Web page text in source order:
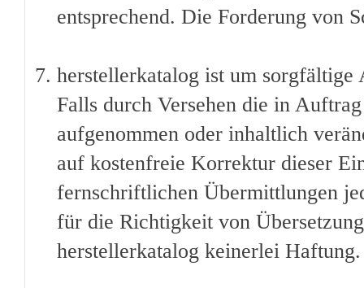
entsprechend. Die Forderung von
herstellerkatalog ist um sorgfältige
Falls durch Versehen die in
aufgenommen oder inhaltlich
auf kostenfreie Korrektur dieser
fernschriftlichen Übermittlungen
für die Richtigkeit von
herstellerkatalog keinerlei Haftung.